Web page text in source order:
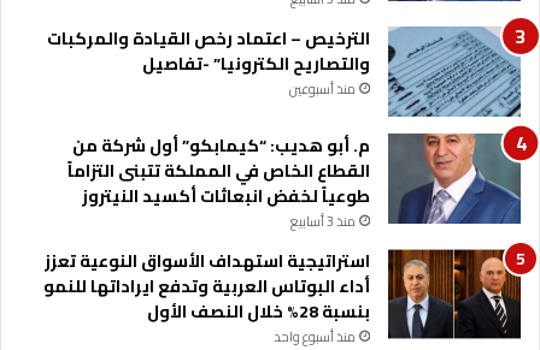
ل
م
و
ظ
ف
ي
ل
خ
ا
ر
ج
ي
ي
ة
الترخيص – اعتماد رخص القيادة والمركبات
والتصاريح الكترونيا” -تفاصيل
منذ أسبوعين
م. أبو هديب: “كيمابكو” أول شركة من
القطاع الخاص في المملكة تتبنى التزاماً
طوعياً لخفض انبعاثات أكسيد النيتروز
منذ 3 أسابيع
استراتيجية استهداف الأسواق النوعية تعزز
أداء البوتاس العربية وتدفع ايراداتها للنمو
بنسبة 28% خلال النصف الأول
منذ أسبوع واحد